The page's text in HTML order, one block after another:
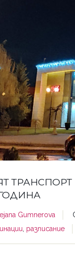
Gumnerova
разписание